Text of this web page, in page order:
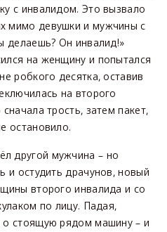
с инвалидом. Это вызвало
мимо девушки и мужчины с
делаешь? Он инвалид!»
на женщину и попытался
робкого десятка, оставив
на второго
трость, затем пакет,
остановило.
другой мужчина – но
и остудить драчунов, новый
второго инвалида и со
по лицу. Падая,
о стоящую рядом машину – и